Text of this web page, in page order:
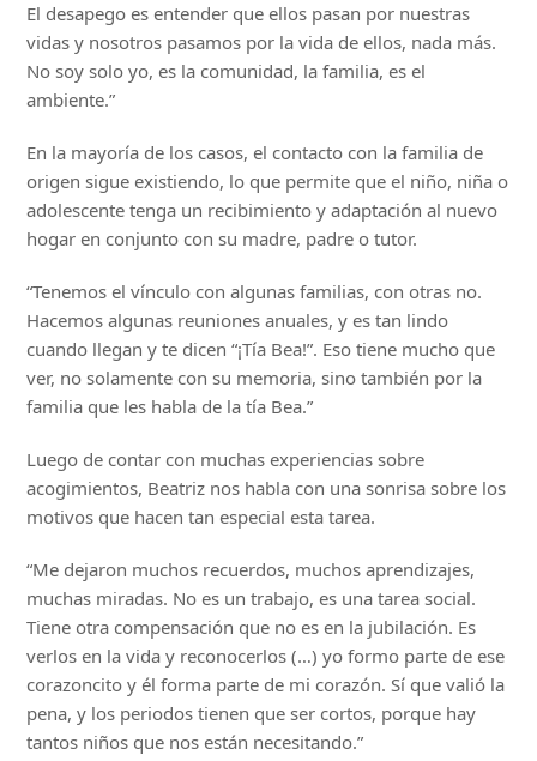
El desapego es entender que ellos pasan por nuestras
vidas y nosotros pasamos por la vida de ellos, nada más.
No soy solo yo, es la comunidad, la familia, es el
ambiente.”
En la mayoría de los casos, el contacto con la familia de
origen sigue existiendo, lo que permite que el niño, niña o
adolescente tenga un recibimiento y adaptación al nuevo
hogar en conjunto con su madre, padre o tutor.
“Tenemos el vínculo con algunas familias, con otras no.
Hacemos algunas reuniones anuales, y es tan lindo
cuando llegan y te dicen “¡Tía Bea!”. Eso tiene mucho que
ver, no solamente con su memoria, sino también por la
familia que les habla de la tía Bea.”
Luego de contar con muchas experiencias sobre
acogimientos, Beatriz nos habla con una sonrisa sobre los
motivos que hacen tan especial esta tarea.
“Me dejaron muchos recuerdos, muchos aprendizajes,
muchas miradas. No es un trabajo, es una tarea social.
Tiene otra compensación que no es en la jubilación. Es
verlos en la vida y reconocerlos (…) yo formo parte de ese
corazoncito y él forma parte de mi corazón. Sí que valió la
pena, y los periodos tienen que ser cortos, porque hay
tantos niños que nos están necesitando.”